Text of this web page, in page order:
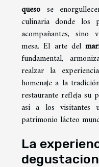
queso se
culinaria donde los
acompañantes, sino
mesa. El arte del
fundamental,
realzar la
homenaje a la
restaurante refleja su
así a los visitantes
patrimonio lácteo
La